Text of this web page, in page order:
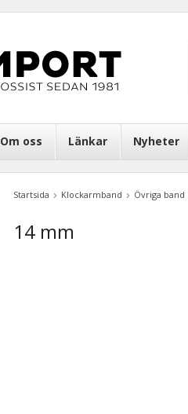
Om oss Länkar Nyheter
Startsida Klockarmband Övriga band
14 mm